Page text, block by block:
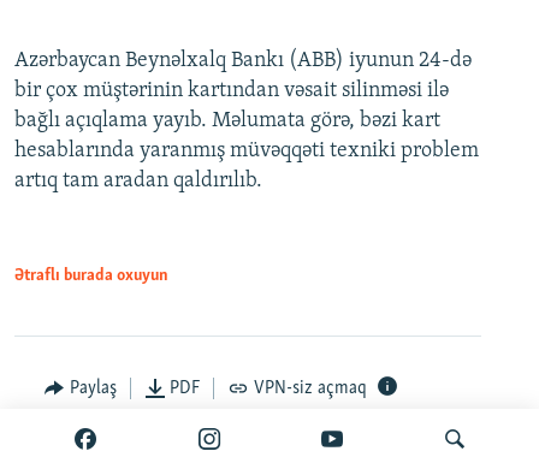
Azərbaycan Beynəlxalq Bankı (ABB) iyunun 24-də
bir çox müştərinin kartından vəsait silinməsi ilə
bağlı açıqlama yayıb. Məlumata görə, bəzi kart
hesablarında yaranmış müvəqqəti texniki problem
artıq tam aradan qaldırılıb.
Ətraflı burada oxuyun
Paylaş PDF VPN-siz açmaq